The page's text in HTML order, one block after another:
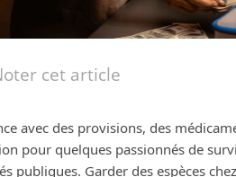
cet article
avec des provisions, des
pour quelques passionnés de
publiques. Garder des espèces